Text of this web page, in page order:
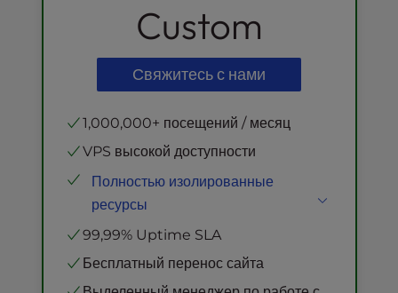
Custom
Свяжитесь с нами
1,000,000+ посещений / месяц
VPS высокой доступности
Полностью изолированные
ресурсы
NVMe SSDХранение
Виртуальные процессоры
99,99% Uptime SLA
Бесплатный перенос сайта